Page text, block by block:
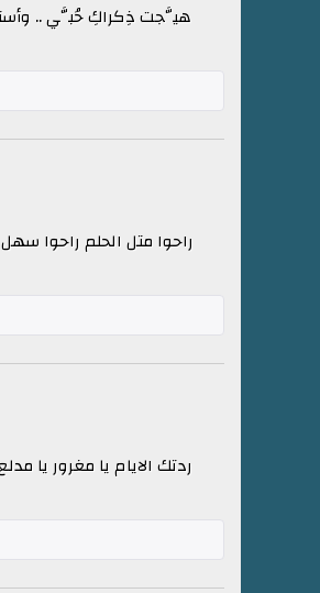
هيَّجت ذِكراكِ حُبَّي ..
راحوا متل الحلم راحوا
ردتك الايام يا مغرور